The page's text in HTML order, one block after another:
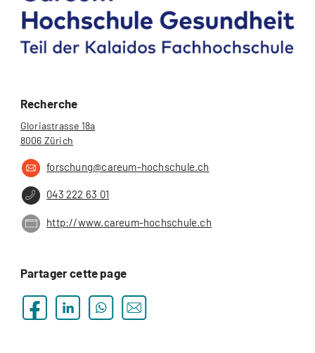
Recherche
Gloriastrasse 18a
8006 Zürich
forschung@careum-hochschule.ch
043 222 63 01
http://www.careum-hochschule.ch
Partager cette page